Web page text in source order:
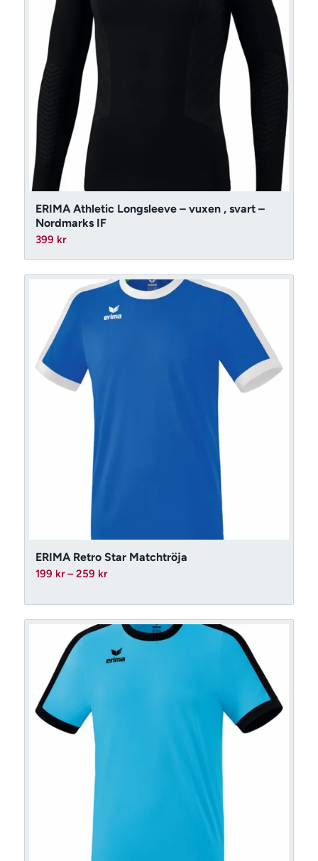
ERIMA Athletic Longsleeve – vuxen , svart –
Nordmarks IF
399 kr
ERIMA Retro Star Matchtröja
199 kr – 259 krPrisintervall:
till
259 kr